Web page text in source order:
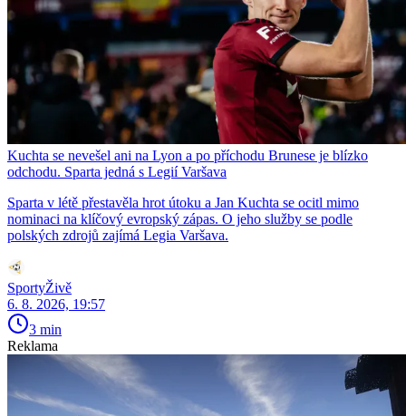
Kuchta se nevešel ani na Lyon a po příchodu Brunese je blízko
odchodu. Sparta jedná s Legií Varšava
Sparta v létě přestavěla hrot útoku a Jan Kuchta se ocitl mimo
nominaci na klíčový evropský zápas. O jeho služby se podle
polských zdrojů zajímá Legia Varšava.
SportyŽivě
6. 8. 2026, 19:57
3 min
Reklama